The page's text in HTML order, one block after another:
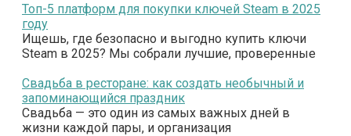
Топ-5 платформ для покупки ключей Steam в 2025
году
Ищешь, где безопасно и выгодно купить ключи
Steam в 2025? Мы собрали лучшие, проверенные
Свадьба в ресторане: как создать необычный и
запоминающийся праздник
Свадьба — это один из самых важных дней в
жизни каждой пары, и организация